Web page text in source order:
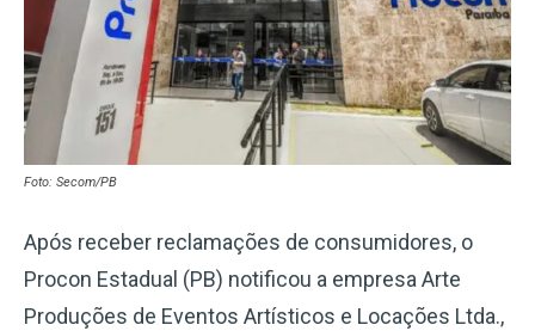
Foto: Secom/PB
Após receber reclamações de consumidores, o
Procon Estadual (PB) notificou a empresa Arte
Produções de Eventos Artísticos e Locações Ltda.,